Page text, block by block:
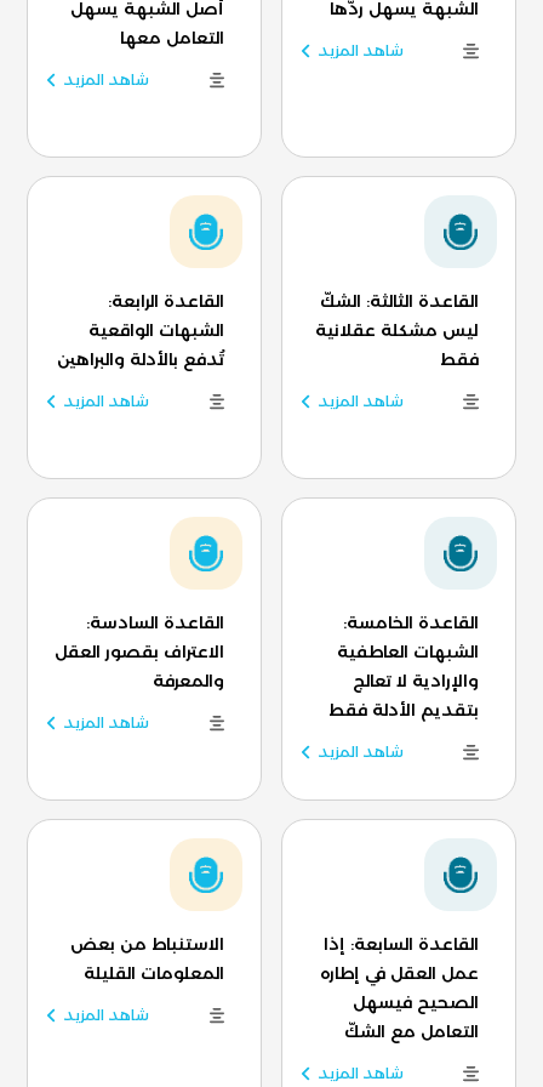
الشبهة يسهل ردّها
شاهد المزيد
أصل الشبهة يسهل
التعامل معها
شاهد المزيد
القاعدة الثالثة: الشكّ
ليس مشكلة عقلانية
فقط
شاهد المزيد
القاعدة الرابعة:
الشبهات الواقعية
تُدفع بالأدلة والبراهين
شاهد المزيد
القاعدة الخامسة:
الشبهات العاطفية
والإرادية لا تعالج
بتقديم الأدلة فقط
شاهد المزيد
القاعدة السادسة:
الاعتراف بقصور العقل
والمعرفة
شاهد المزيد
القاعدة السابعة: إذا
عمل العقل في إطاره
الصحيح فيسهل
التعامل مع الشكّ
شاهد المزيد
الاستنباط من بعض
المعلومات القليلة
شاهد المزيد